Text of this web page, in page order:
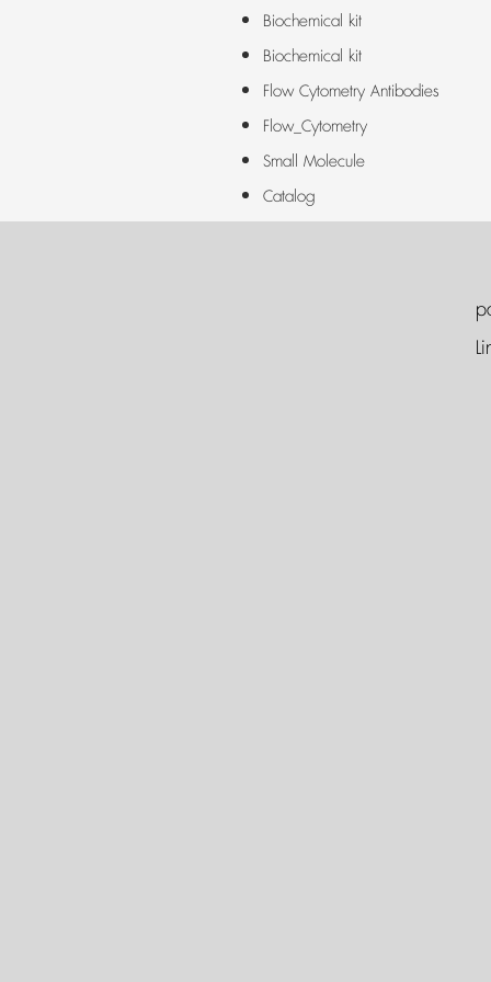
Biochemical kit
Biochemical kit
Flow Cytometry Antibodies
Flow_Cytometry
Small Molecule
Catalog